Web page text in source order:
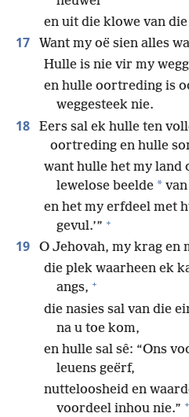
en uit die klowe van
17 Want my oë sien alles
Hulle is nie vir my
en hulle oortreding is
weggesteek nie.
18
Eers sal ek hulle ten
oortreding en hulle
want hulle het my land
lewelose beelde *
en het my erfdeel met
gevul.’” +
19
O Jehovah, my krag en
die plek waarheen ek
angs, +
die nasies sal van die
na u toe kom,
en hulle sal sê: “Ons
leuens geërf,
nutteloosheid en
voordeel inhou nie.” +